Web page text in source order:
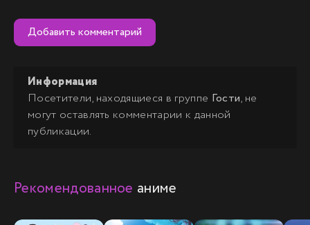
Добавить комментарий
Информация
Посетители, находящиеся в группе Гости, не
могут оставлять комментарии к данной
публикации.
Рекомендованное аниме